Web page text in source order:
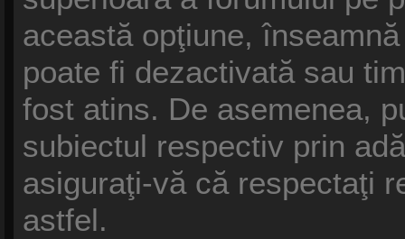
această opţiune,
poate fi dezactivată sau
fost atins. De asemenea,
subiectul respectiv prin
asiguraţi-vă că respectaţi
astfel.